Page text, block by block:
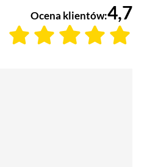
Ocena klientów:4,7